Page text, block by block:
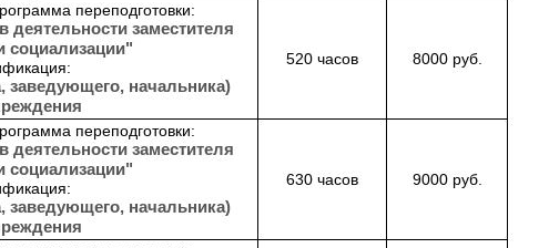
переподготовки:
деятельности заместителя
социализации"
заведующего, начальника)
520 часов 8000 руб.
переподготовки:
деятельности заместителя
социализации"
заведующего, начальника)
630 часов 9000 руб.